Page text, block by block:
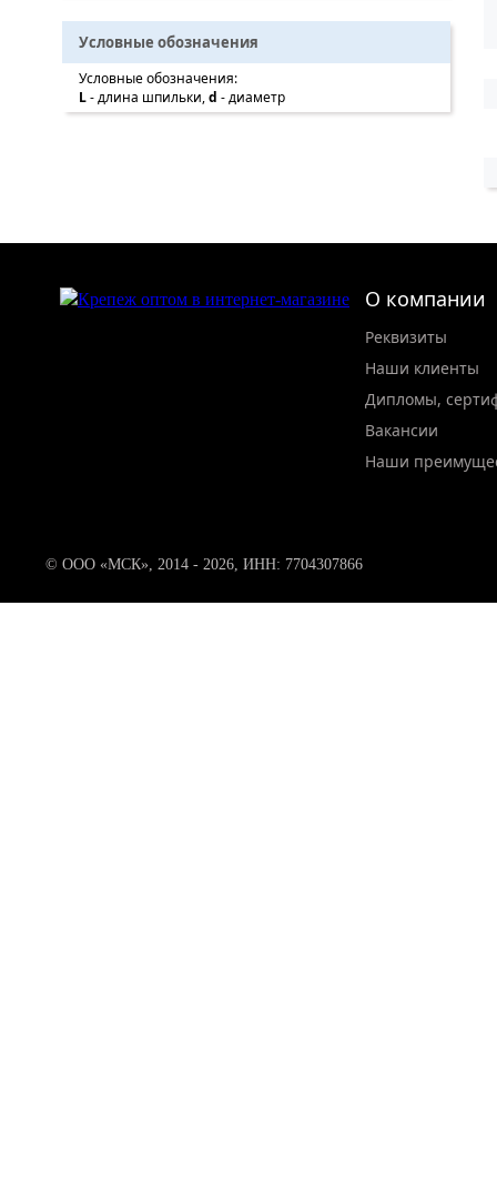
Условные обозначения
Условные обозначения:
L- длина шпильки,d - диаметр
О компании
Реквизиты
Наши клиенты
Дипломы,
Вакансии
Наши
© ООО «МСК», 2014 - 2026, ИНН: 7704307866